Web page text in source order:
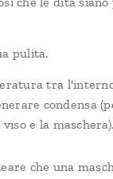
pulita.
tra
condensa
e la maschera).
che una